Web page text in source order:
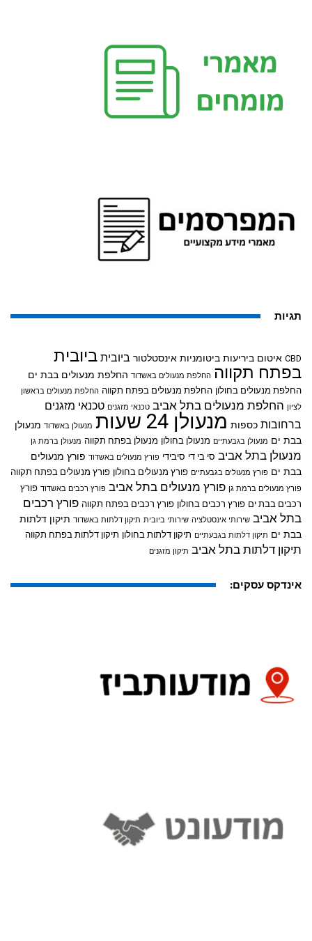
תגיות
CBD איטום ביריעות ביטומניות אינסטלטור ביובית ביובית
בפתח תקווה החלפת מנעולים באשדוד החלפת מנעולים בבת ים
החלפת מנעולים בחולון החלפת מנעולים בפתח תקווה החלפת מנעולים בראשון
לציון החלפת מנעולים בתל אביב טכנאי מזגנים טכנאי מזגנים
ברחובות כספות מנעולן 24 שעות מנעולן באשדוד מנעולן
בבת ים מנעולן בגבעתיים מנעולן בחולון מנעולן בפתח תקווה מנעולן ברמת גן
מנעולן בתל אביב סי בי די סיבידי פורץ מנעולים באשדוד פורץ מנעולים
בבת ים פורץ מנעולים בגבעתיים פורץ מנעולים בחולון פורץ מנעולים בפתח תקווה
פורץ מנעולים ברמת גן פורץ מנעולים בתל אביב פורץ רכבים באשדוד פורץ
רכבים בבת ים פורץ רכבים בחולון פורץ רכבים בפתח תקווה פורץ רכבים
בתל אביב שירותי אינסטלציה שירותי ביובית תיקון דלתות באשדוד תיקון דלתות
בבת ים תיקון דלתות בגבעתיים תיקון דלתות בחולון תיקון דלתות בפתח תקווה
תיקון דלתות בתל אביב תיקון מזגנים
אינדקס עסקים: